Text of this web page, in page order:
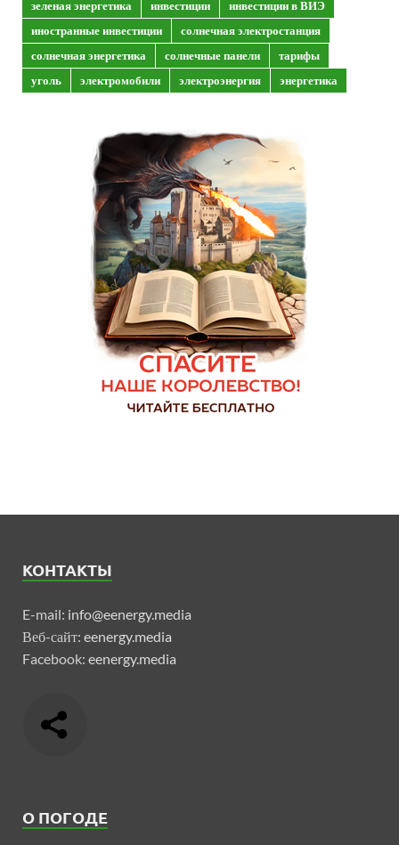
зеленая энергетика
инвестиции
инвестиции в ВИЭ
иностранные инвестиции
солнечная электростанция
солнечная энергетика
солнечные панели
тарифы
уголь
электромобили электроэнергия энергетика
КОНТАКТЫ
E-mail: info@eenergy.media
Веб-сайт: eenergy.media
Facebook: eenergy.media
О ПОГОДЕ